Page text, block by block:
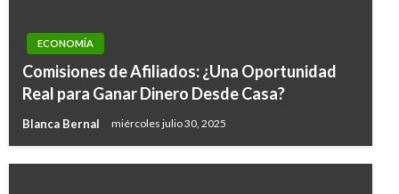
ECONOMÍA
Comisiones de Afiliados: ¿Una Oportunidad
Real para Ganar Dinero Desde Casa?
Blanca Bernal miércoles julio 30, 2025